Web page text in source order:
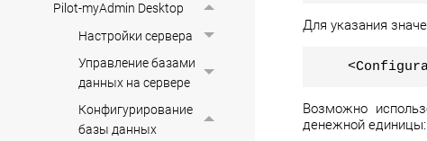
Pilot-myAdmin Desktop
Настройки сервера
Управление базами
данных на сервере
Конфигурирование
базы данных
Для указания
Возможно
денежной единицы: